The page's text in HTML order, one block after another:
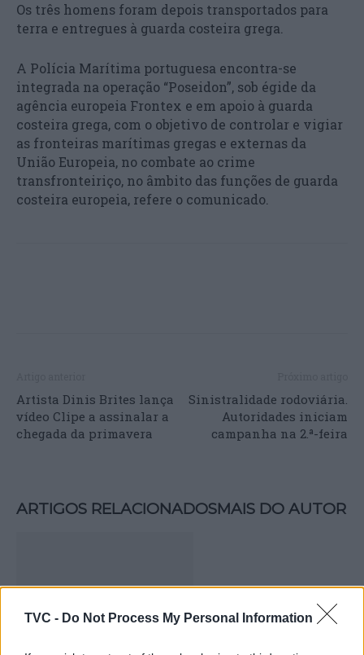
TVC - Do Not Process My Personal Information
Os três homens foram depois transportados para
terra e entregues à guarda costeira grega.
A Polícia Marítima portuguesa encontra-se
integrada na operação “Poseidon”, sob égide da
agência europeia Frontex e em apoio à guarda
costeira grega, com o objetivo de controlar e vigiar
as fronteiras marítimas gregas e externas da
União Europeia, no combate ao crime
transfronteiriço, no âmbito das funções de guarda
costeira europeia, refere o comunicado.
Artista Dinis Brites lança
vídeo Clipe a assinalar a
chegada da primavera
Sinistralidade rodoviária.
Autoridades iniciam
campanha na 2.ª-feira
ARTIGOS RELACIONADOSMAIS DO AUTOR